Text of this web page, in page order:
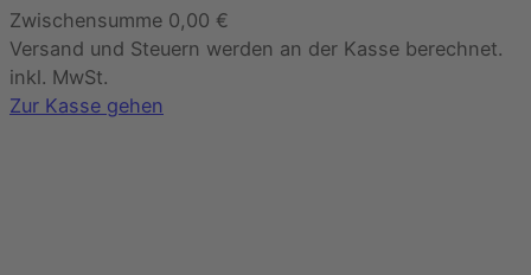
Produkte
im
Warenkorb
Zwischensumme 0,00 €
Versand und Steuern werden an der Kasse berechnet.
inkl. MwSt.
Zur Kasse gehen